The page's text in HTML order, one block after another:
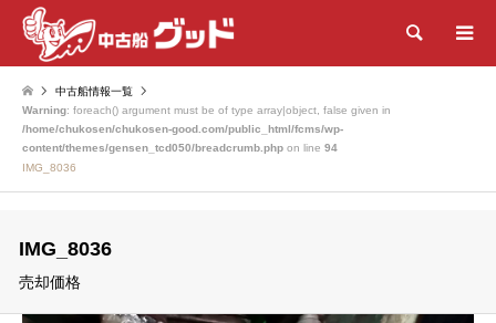
検索
中古船情報一覧
Warning: foreach() argument must be of type array|object, false given in
/home/chukosen/chukosen-good.com/public_html/fcms/wp-
content/themes/gensen_tcd050/breadcrumb.php on line 94
IMG_8036
IMG_8036
売却価格